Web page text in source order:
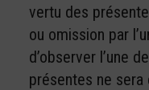
vertu des
ou omission par
d’observer l’une
présentes ne